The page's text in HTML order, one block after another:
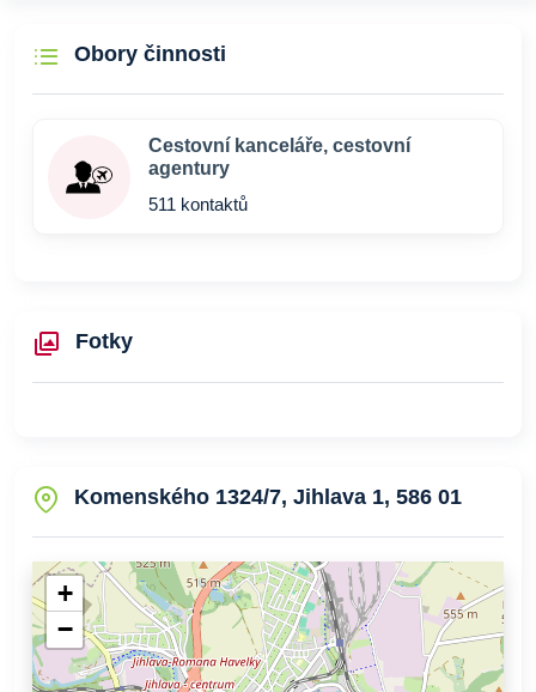
Obory činnosti
Cestovní kanceláře, cestovní
agentury
511 kontaktů
Fotky
Komenského 1324/7, Jihlava 1, 586 01
+
−